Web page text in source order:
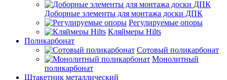
Доборные элементы для монтажа доски ДПК
Регулируемые опоры
Кляймеры Hilts
Поликарбонат
Сотовый поликарбонат
Монолитный
поликарбонат
Штакетник металлический